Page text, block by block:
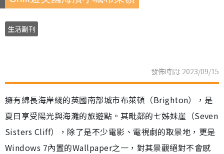
生活副刊
發佈時間: 2023/09/15
擁有綿長海岸綫的英國南部城市布萊頓（Brighton），是
夏日享受陽光與海灘的旅遊點。其毗鄰的七姊妹崖（Seven
Sisters Cliff），除了是不少電影、電視劇的取景地，更是
Windows 7內置的Wallpaper之一，對其景觀絕對不會感